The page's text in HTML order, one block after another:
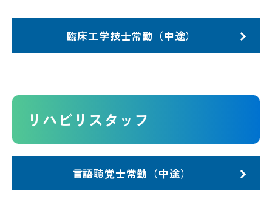
臨床工学技士常勤（中途）
リハビリスタッフ
言語聴覚士常勤（中途）